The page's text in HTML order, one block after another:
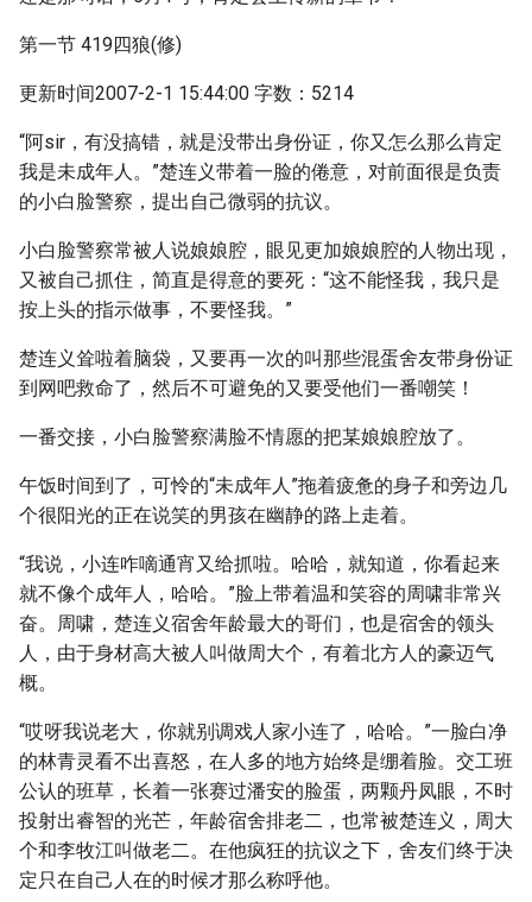
第一节 419四狼(修)
更新时间2007-2-1 15:44:00 字数：5214
“阿sir，有没搞错，就是没带出身份证，你又怎么那么肯定
我是未成年人。”楚连义带着一脸的倦意，对前面很是负责
的小白脸警察，提出自己微弱的抗议。
小白脸警察常被人说娘娘腔，眼见更加娘娘腔的人物出现，
又被自己抓住，简直是得意的要死：“这不能怪我，我只是
按上头的指示做事，不要怪我。”
楚连义耸啦着脑袋，又要再一次的叫那些混蛋舍友带身份证
到网吧救命了，然后不可避免的又要受他们一番嘲笑！
一番交接，小白脸警察满脸不情愿的把某娘娘腔放了。
午饭时间到了，可怜的“未成年人”拖着疲惫的身子和旁边几
个很阳光的正在说笑的男孩在幽静的路上走着。
“我说，小连咋嘀通宵又给抓啦。哈哈，就知道，你看起来
就不像个成年人，哈哈。”脸上带着温和笑容的周啸非常兴
奋。周啸，楚连义宿舍年龄最大的哥们，也是宿舍的领头
人，由于身材高大被人叫做周大个，有着北方人的豪迈气
概。
“哎呀我说老大，你就别调戏人家小连了，哈哈。”一脸白净
的林青灵看不出喜怒，在人多的地方始终是绷着脸。交工班
公认的班草，长着一张赛过潘安的脸蛋，两颗丹凤眼，不时
投射出睿智的光芒，年龄宿舍排老二，也常被楚连义，周大
个和李牧江叫做老二。在他疯狂的抗议之下，舍友们终于决
定只在自己人在的时候才那么称呼他。